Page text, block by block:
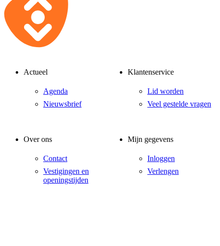
Actueel
Agenda
Nieuwsbrief
Klantenservice
Lid worden
Veel gestelde vragen
Over ons
Contact
Vestigingen en
openingstijden
Mijn gegevens
Inloggen
Verlengen